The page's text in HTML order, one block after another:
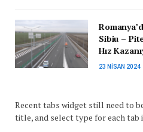
Sibiu –
Hız
23 NISAN 2024
Recent tabs widget still need to
title, and select type for each tab